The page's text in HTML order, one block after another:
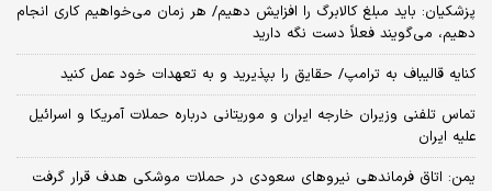
پزشکیان: باید مبلغ کالابرگ را افزایش دهیم/ هر زمان می‌خواهیم کاری انجام
دهیم، می‌گویند فعلاً دست نگه دارید
کنایه قالیباف به ترامپ/ حقایق را بپذیرید و به تعهدات خود عمل کنید
تماس تلفنی وزیران خارجه ایران و موریتانی درباره حملات آمریکا و اسرائیل
علیه ایران
یمن: اتاق فرماندهی نیروهای سعودی در حملات موشکی هدف قرار گرفت